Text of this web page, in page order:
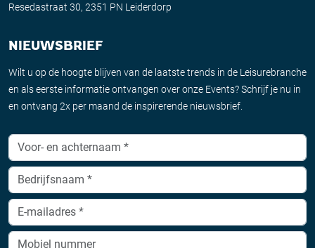
Resedastraat 30, 2351 PN Leiderdorp
NIEUWSBRIEF
Wilt u op de hoogte blijven van de laatste trends in de Leisurebranche
en als eerste informatie ontvangen over onze Events? Schrijf je nu in
en ontvang 2x per maand de inspirerende nieuwsbrief.